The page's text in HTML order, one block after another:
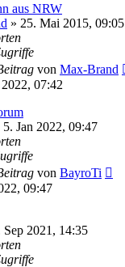
aus NRW
» 25. Mai 2015, 09:05
von Max-Brand
07:42
5. Jan 2022, 09:47
von BayroTi
09:47
Sep 2021, 14:35